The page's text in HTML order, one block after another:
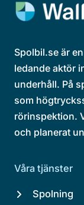
Spolbil.se är
ledande aktör
underhåll. På
som
rörinspektion.
och planerat
Våra tjänster
Spolning